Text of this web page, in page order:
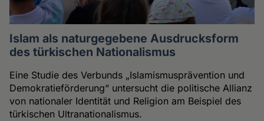
Islam als naturgegebene Ausdrucksform
des türkischen Nationalismus
Eine Studie des Verbunds „Islamismusprävention und
Demokratieförderung“ untersucht die politische Allianz
von nationaler Identität und Religion am Beispiel des
türkischen Ultranationalismus.